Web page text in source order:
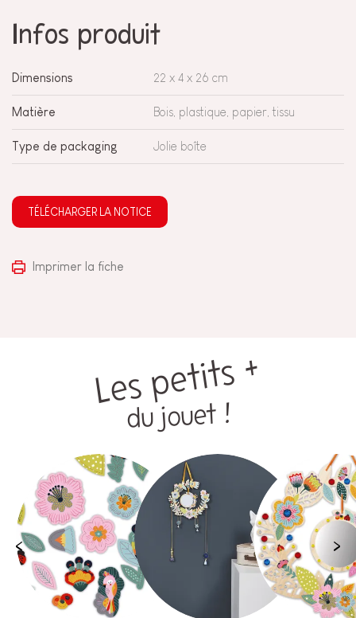
Infos produit
Dimensions 22 x 4 x 26 cm
Matière Bois, plastique, papier, tissu
Type de packaging Jolie boîte
TÉLÉCHARGER LA NOTICE
Imprimer la fiche
Les petits +
du jouet !